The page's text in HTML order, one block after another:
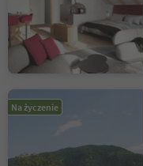
Na życzenie